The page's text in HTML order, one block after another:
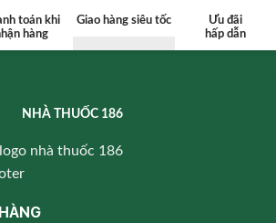
toán khi
hàng
Giao hàng siêu tốc
Ưu đãi
hấp dẫn
NHÀ THUỐC 186